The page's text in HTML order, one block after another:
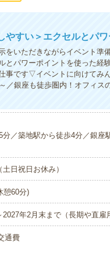
やすい＞エクセルとパ
いただきながらイベント準
とパワーポイントを使った
事です▽イベントに向けてみ
銀座も徒歩圏内！オフィス
分／築地駅から徒歩4分／銀
日祝日お休み）
憩60分)
2027年2月末まで（長期や直雇
通費